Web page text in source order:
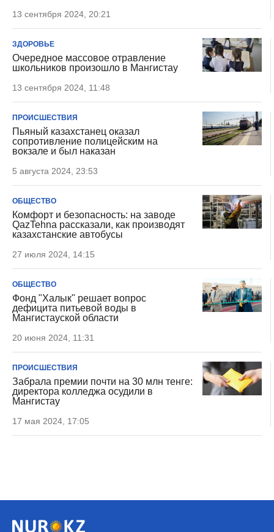
13 сентября 2024, 20:21
ЗДОРОВЬЕ
Очередное массовое отравление
школьников произошло в Мангистау
13 сентября 2024, 11:48
ПРОИСШЕСТВИЯ
Пьяный казахстанец оказал
сопротивление полицейским на
вокзале и был наказан
5 августа 2024, 23:53
ОБЩЕСТВО
Комфорт и безопасность: на заводе
QazTehna рассказали, как производят
казахстанские автобусы
27 июля 2024, 14:15
ОБЩЕСТВО
Фонд "Халык" решает вопрос
дефицита питьевой воды в
Мангистауской области
20 июня 2024, 11:31
ПРОИСШЕСТВИЯ
Забрала премии почти на 30 млн тенге:
директора колледжа осудили в
Мангистау
17 мая 2024, 17:05